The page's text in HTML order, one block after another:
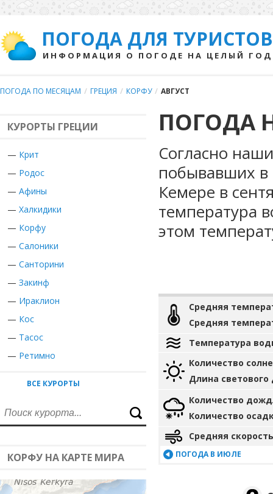
ПОГОДА ДЛЯ ТУРИСТОВ
ИНФОРМАЦИЯ О ПОГОДЕ НА ЦЕЛЫЙ ГОД
ПОГОДА ПО МЕСЯЦАМ / ГРЕЦИЯ / КОРФУ / АВГУСТ
КУРОРТЫ ГРЕЦИИ
— Крит
— Родос
— Афины
— Халкидики
— Корфу
— Салоники
— Санторини
— Закинф
— Ираклион
— Кос
— Тасос
— Ретимно
ВСЕ КУРОРТЫ
КОРФУ НА КАРТЕ МИРА
ПОГОДА
Согласно
побывавших в
Кемере в
температура
этом
Средняя
Средняя
Температура
Количество
Длина светового
Количество
Количество
Средняя
ПОГОДА В ИЮЛЕ